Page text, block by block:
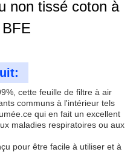
non tissé coton à
cette feuille de filtre à air
communs à l'intérieur tels
qui en fait un excellent
maladies respiratoires ou aux
pour être facile à utiliser et à